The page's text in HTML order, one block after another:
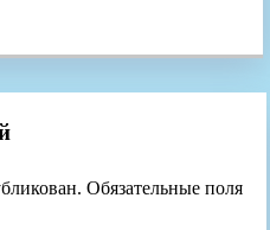
Обязательные поля